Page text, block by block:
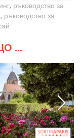
, ръководство за
, ръководство за
...